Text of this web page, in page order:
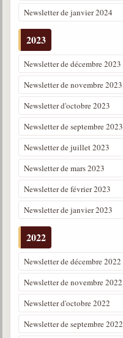
Newsletter de janvier 2024
2023
Newsletter de décembre 2023
Newsletter de novembre 2023
Newsletter d'octobre 2023
Newsletter de septembre 2023
Newsletter de juillet 2023
Newsletter de mars 2023
Newsletter de février 2023
Newsletter de janvier 2023
2022
Newsletter de décembre 2022
Newsletter de novembre 2022
Newsletter d'octobre 2022
Newsletter de septembre 2022